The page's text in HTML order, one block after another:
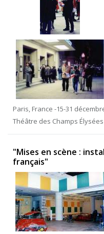
Paris, France -15-31
Théâtre des Champs Élysées
"Mises en scène :
français"